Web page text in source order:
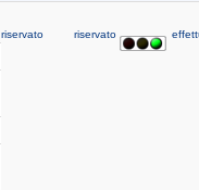
riservato riservato